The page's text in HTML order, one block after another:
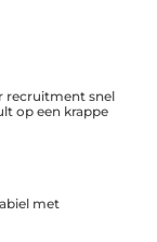
recruitment snel
op een krappe
met